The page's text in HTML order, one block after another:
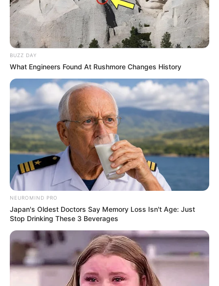
BUZZ DAY
What Engineers Found At Rushmore Changes History
NEUROMIND PRO
Japan's Oldest Doctors Say Memory Loss Isn't Age: Just
Stop Drinking These 3 Beverages